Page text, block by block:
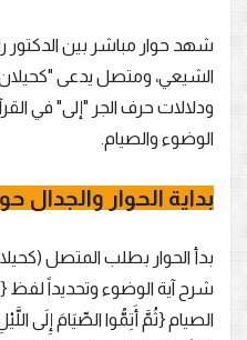
شهد حوار مباشر بين الدكتور
الشيعي، ومتصل يدعى
ودلالات حرف الجر "إلى" في
الوضوء والصيام.
بداية الحوار والجدال
بدأ الحوار بطلب المتصل
شرح آية الوضوء وتحديداً لفظ
الصيام {ثُمَّ أَتِمُّوا الصِّيَامَ إِلَى